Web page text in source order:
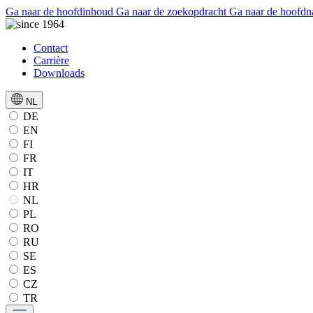
Ga naar de hoofdinhoud Ga naar de zoekopdracht Ga naar de
Contact
Carrière
Downloads
NL
DE
EN
FI
FR
IT
HR
NL
PL
RO
RU
SE
ES
CZ
TR